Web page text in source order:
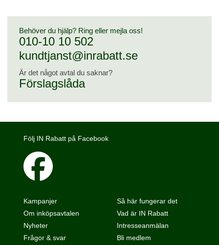
Behöver du hjälp? Ring eller mejla oss!
010-10 10 502
kundtjanst@inrabatt.se
Är det något avtal du saknar?
Förslagslåda
Följ IN Rabatt på Facebook
Kampanjer
Om inköpsavtalen
Nyheter
Frågor & svar
Så här fungerar det
Vad är IN Rabatt
Intresseanmälan
Bli medlem